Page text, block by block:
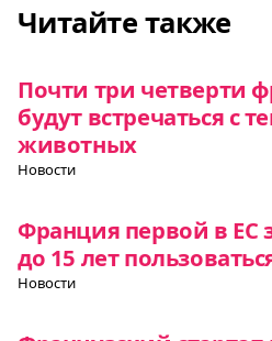
Читайте также
Почти три четверти
будут встречаться с
животных
Новости
Франция первой в ЕС
до 15 лет
Новости